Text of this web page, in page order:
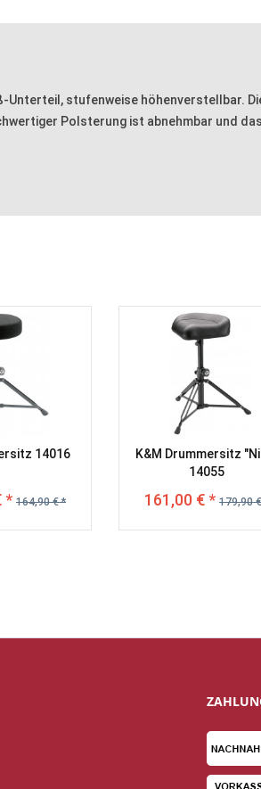
Unterteil, stufenweise höhenverstellbar.
Polsterung ist abnehmbar und
14016
* 164,90 € *
K&M Drummersitz
14055
161,00 € * 179,90